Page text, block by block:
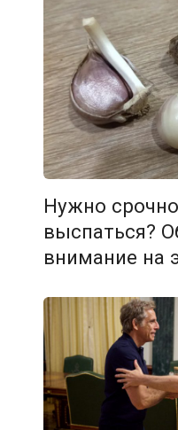
Нужно
выспаться?
внимание на